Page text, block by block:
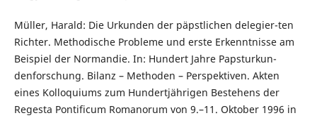
Müller, Harald: Die Urkunden der päpstlichen delegier-ten
Richter. Methodische Probleme und erste Erkenntnisse am
Beispiel der Normandie. In: Hundert Jahre Papsturkun-
denforschung. Bilanz – Methoden – Perspektiven. Akten
eines Kolloquiums zum Hundertjährigen Bestehens der
Regesta Pontificum Romanorum von 9.–11. Oktober 1996 in